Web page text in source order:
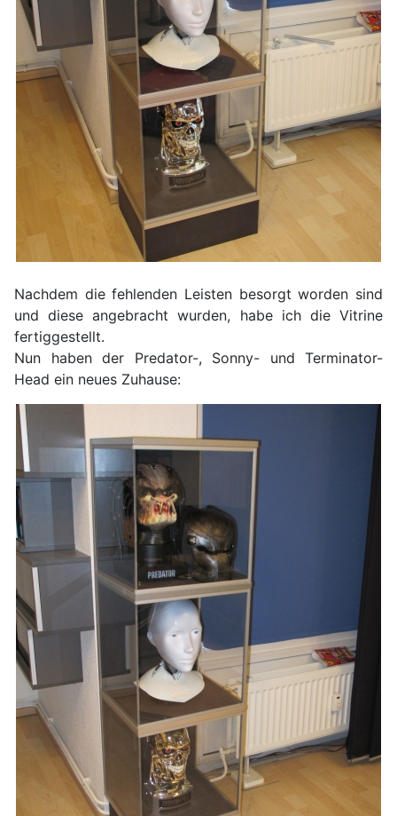
Nachdem die fehlenden Leisten besorgt worden sind
und diese angebracht wurden, habe ich die Vitrine
fertiggestellt.
Nun haben der Predator-, Sonny- und Terminator-
Head ein neues Zuhause: